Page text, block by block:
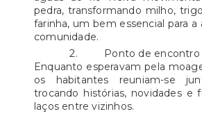
pedra, transformando milho,
farinha, um bem essencial para a
comunidade.
2. Ponto de encontro da
Enquanto esperavam pela
os habitantes reuniam-se
trocando histórias, novidades e
laços entre vizinhos.